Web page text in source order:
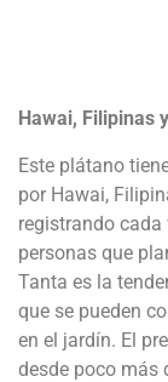
Hawai, Filipinas
Este plátano
por Hawai,
registrando cada
personas que
Tanta es la
que se pueden
en el jardín. El
desde poco más